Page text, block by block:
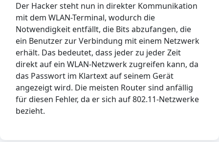
Der Hacker steht nun in direkter Kommunikation
mit dem WLAN-Terminal, wodurch die
Notwendigkeit entfällt, die Bits abzufangen, die
ein Benutzer zur Verbindung mit einem Netzwerk
erhält. Das bedeutet, dass jeder zu jeder Zeit
direkt auf ein WLAN-Netzwerk zugreifen kann, da
das Passwort im Klartext auf seinem Gerät
angezeigt wird. Die meisten Router sind anfällig
für diesen Fehler, da er sich auf 802.11-Netzwerke
bezieht.